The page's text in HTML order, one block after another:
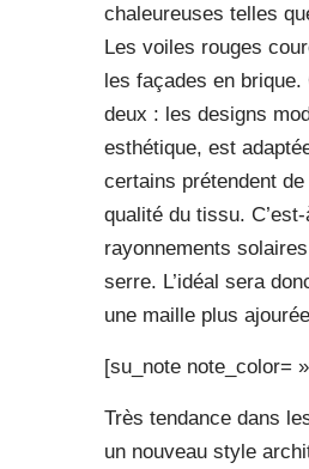
chaleureuses telles
Les voiles rouges
les façades en
deux : les designs
esthétique, est
certains prétendent
qualité du tissu.
rayonnements
serre. L’idéal sera
une maille plus
[su_note note_color=
Très tendance dans
un nouveau style